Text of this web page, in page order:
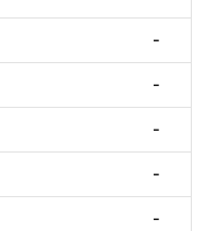
-
-
-
-
-